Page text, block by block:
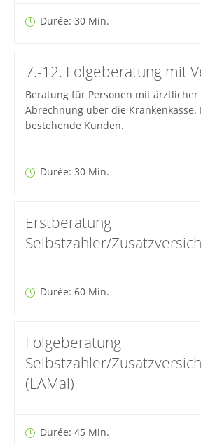
Durée: 30 Min.
7.-12. Folgeberatung mit
Beratung für Personen mit
Abrechnung über die
bestehende Kunden.
Durée: 30 Min.
Erstberatung
Selbstzahler/
Durée: 60 Min.
Folgeberatung
Selbstzahler/
(LAMal)
Durée: 45 Min.